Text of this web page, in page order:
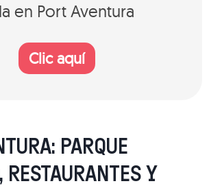
en Port Aventura
Clic aquí
PARQUE
Y